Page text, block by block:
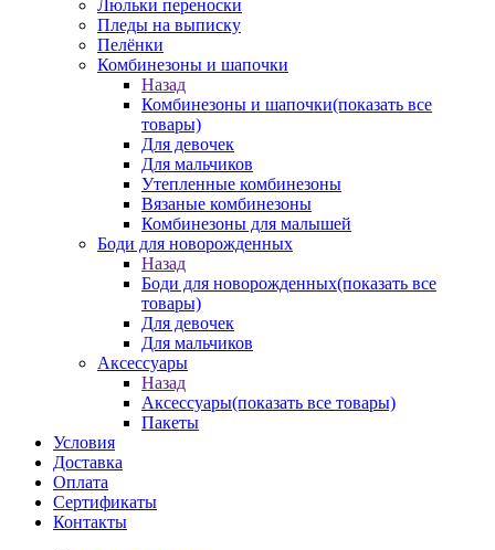
Люльки переноски
Пледы на выписку
Пелёнки
Комбинезоны и шапочки
Назад
Комбинезоны и шапочки(показать все
товары)
Для девочек
Для мальчиков
Утепленные комбинезоны
Вязаные комбинезоны
Комбинезоны для малышей
Боди для новорожденных
Назад
Боди для новорожденных(показать все
товары)
Для девочек
Для мальчиков
Аксессуары
Назад
Аксессуары(показать все товары)
Пакеты
Условия
Доставка
Оплата
Сертификаты
Контакты